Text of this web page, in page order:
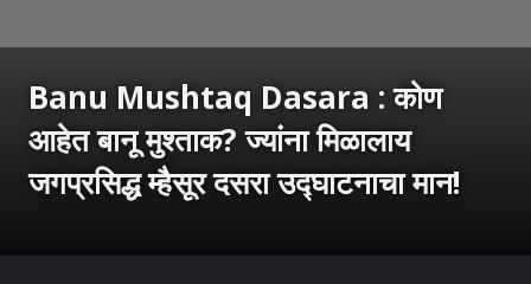
Banu Mushtaq Dasara : कोण
आहेत बानू मुश्ताक? ज्यांना मिळालाय
जगप्रसिद्ध म्हैसूर दसरा उद्घाटनाचा मान!